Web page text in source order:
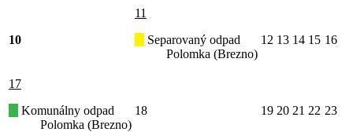
10
11
Separovaný odpad
Polomka (Brezno)
12 13 14 15 16
17
Komunálny odpad
Polomka (Brezno)
18 19 20 21 22 23